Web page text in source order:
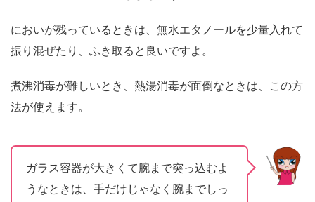
においが残っているときは、無水エタノールを少量入れて
振り混ぜたり、ふき取ると良いですよ。
煮沸消毒が難しいとき、熱湯消毒が面倒なときは、この方
法が使えます。
ガラス容器が大きくて腕まで突っ込むよ
うなときは、手だけじゃなく腕までしっ